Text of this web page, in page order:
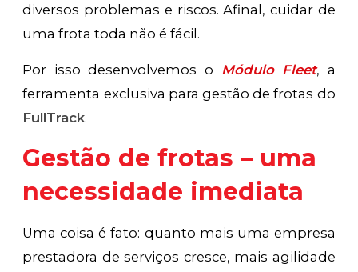
diversos problemas e riscos. Afinal, cuidar de
uma frota toda não é fácil.
Por isso desenvolvemos o Módulo Fleet, a
ferramenta exclusiva para gestão de frotas do
FullTrack.
Gestão de frotas – uma
necessidade imediata
Uma coisa é fato: quanto mais uma empresa
prestadora de serviços cresce, mais agilidade